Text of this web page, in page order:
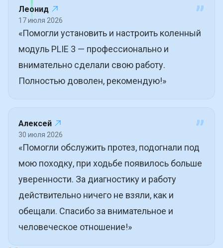
”
Леонид
17 июля 2026
«Помогли установить и настроить коленный
модуль PLIE 3 — профессионально и
внимательно сделали свою работу.
Полностью доволен, рекомендую!»
”
Алексей
30 июля 2026
«Помогли обслужить протез, подогнали под
мою походку, при ходьбе появилось больше
уверенности. За диагностику и работу
действительно ничего не взяли, как и
обещали. Спасибо за внимательное и
человеческое отношение!»